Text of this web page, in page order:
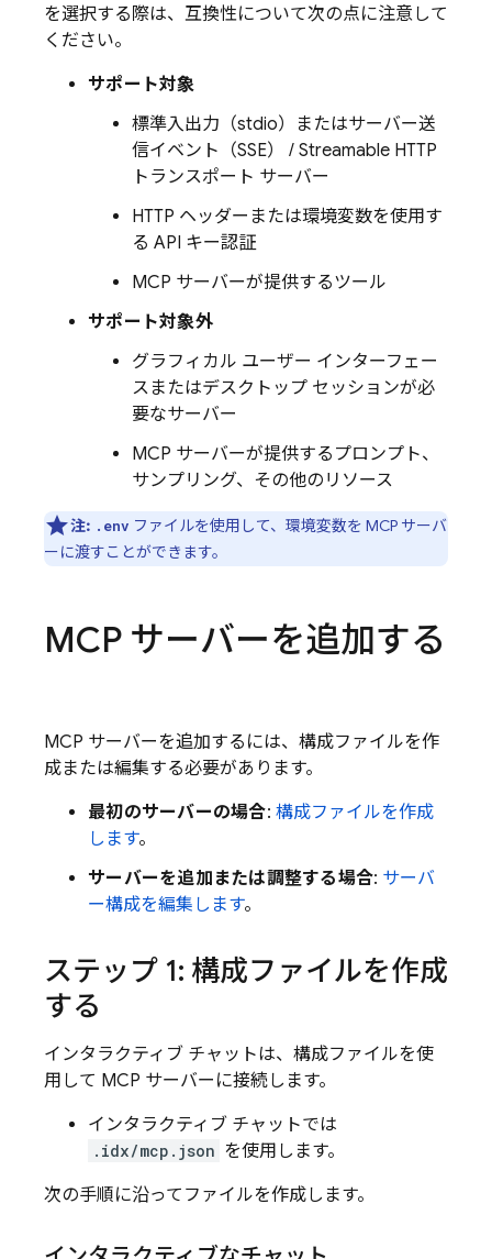
を選択する際は、互換性について次の点に注意して
ください。
サポート対象
標準入出力（stdio）またはサーバー送
信イベント（SSE） / Streamable HTTP
トランスポート サーバー
HTTP ヘッダーまたは環境変数を使用す
る API キー認証
MCP サーバーが提供するツール
サポート対象外
グラフィカル ユーザー インターフェー
スまたはデスクトップ セッションが必
要なサーバー
MCP サーバーが提供するプロンプト、
サンプリング、その他のリソース
注: .env ファイルを使用して、環境変数を MCP サーバ
ーに渡すことができます。
MCP サーバーを追加する
MCP サーバーを追加するには、構成ファイルを作
成または編集する必要があります。
最初のサーバーの場合: 構成ファイルを作成
します。
サーバーを追加または調整する場合: サーバ
ー構成を編集します。
ステップ 1: 構成ファイルを作成
する
インタラクティブ チャットは、構成ファイルを使
用して MCP サーバーに接続します。
インタラクティブ チャットでは
.idx/mcp.json を使用します。
次の手順に沿ってファイルを作成します。